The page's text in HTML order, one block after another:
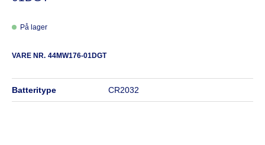
På lager
VARE NR. 44MW176-01DGT
batteritype CR2032